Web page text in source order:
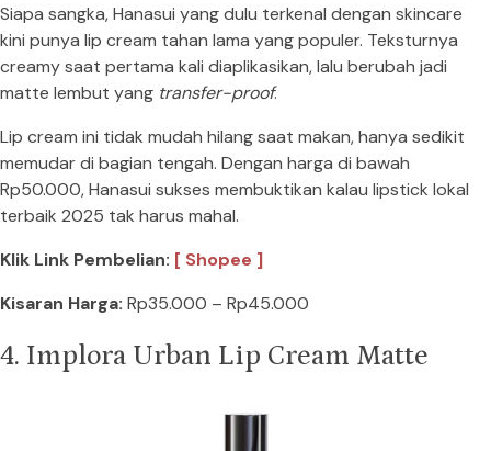
Siapa sangka, Hanasui yang dulu terkenal dengan skincare
kini punya lip cream tahan lama yang populer. Teksturnya
creamy saat pertama kali diaplikasikan, lalu berubah jadi
matte lembut yang transfer-proof.
Lip cream ini tidak mudah hilang saat makan, hanya sedikit
memudar di bagian tengah. Dengan harga di bawah
Rp50.000, Hanasui sukses membuktikan kalau lipstick lokal
terbaik 2025 tak harus mahal.
Klik Link Pembelian: [ Shopee ]
Kisaran Harga: Rp35.000 – Rp45.000
4. Implora Urban Lip Cream Matte